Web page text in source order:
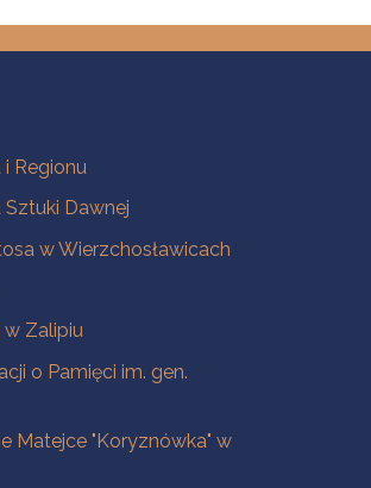
Regionu
Dawnej
w Wierzchosławicach
w Zalipiu
o Pamięci im. gen.
Matejce "Koryznówka" w